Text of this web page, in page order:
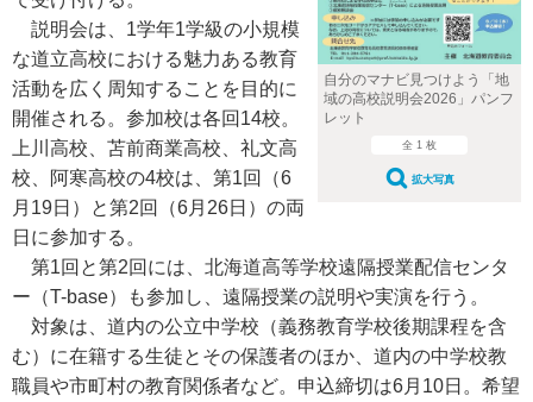
自分のマナビ見つけよう「地
域の高校説明会2026」パンフ
レット
全 1 枚
拡大写真
説明会は、1学年1学級の小規模
な道立高校における魅力ある教育
活動を広く周知することを目的に
開催される。参加校は各回14校。
上川高校、苫前商業高校、礼文高
校、阿寒高校の4校は、第1回（6
月19日）と第2回（6月26日）の両
日に参加する。
第1回と第2回には、北海道高等学校遠隔授業配信センタ
ー（T-base）も参加し、遠隔授業の説明や実演を行う。
対象は、道内の公立中学校（義務教育学校後期課程を含
む）に在籍する生徒とその保護者のほか、道内の中学校教
職員や市町村の教育関係者など。申込締切は6月10日。希望